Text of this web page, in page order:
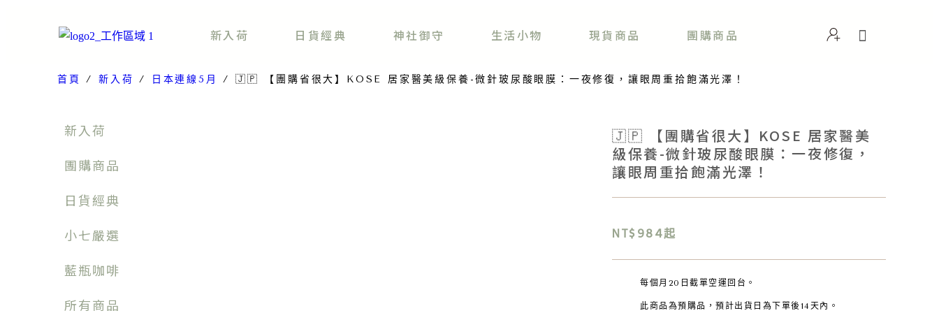
新入荷 日貨經典 神社御守 生活小物 現貨商品 團購商品
首頁 /新入荷 / 日本連線5月 / 🇯🇵 【團購省很大】KOSE 居家醫美級保養-微針玻尿酸眼膜：一夜修復，讓眼周重拾飽滿光澤！
新入荷
團購商品
日貨經典
小七嚴選
藍瓶咖啡
所有商品
🇯🇵 【團購省很大】KOSE 居家醫美
級保養-微針玻尿酸眼膜：一夜修復，
讓眼周重拾飽滿光澤！
NT$984起
每個月20日截單空運回台。
此商品為預購品，預計出貨日為下單後14天內。